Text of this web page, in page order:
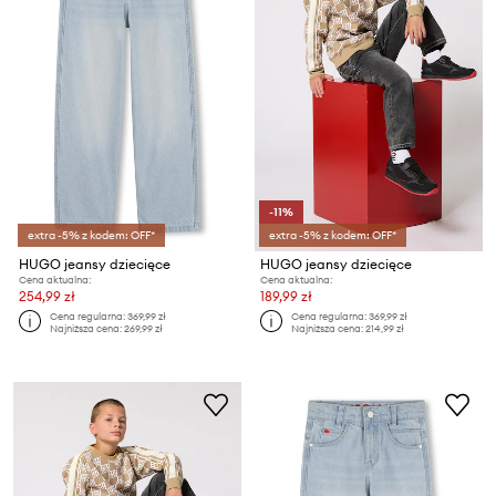
extra -5% z kodem: OFF*
HUGO jeansy dziecięce
Cena aktualna:
254,99 zł
Cena regularna:369,99 zł
Najniższa cena:269,99 zł
-11%
extra -5% z kodem: OFF*
HUGO jeansy dziecięce
Cena aktualna:
189,99 zł
Cena regularna:369,99 zł
Najniższa cena:214,99 zł